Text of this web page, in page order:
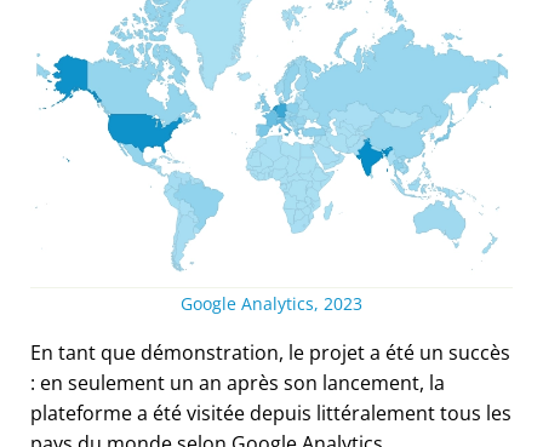
Google Analytics, 2023
En tant que démonstration, le projet a été un succès
: en seulement un an après son lancement, la
plateforme a été visitée depuis littéralement tous les